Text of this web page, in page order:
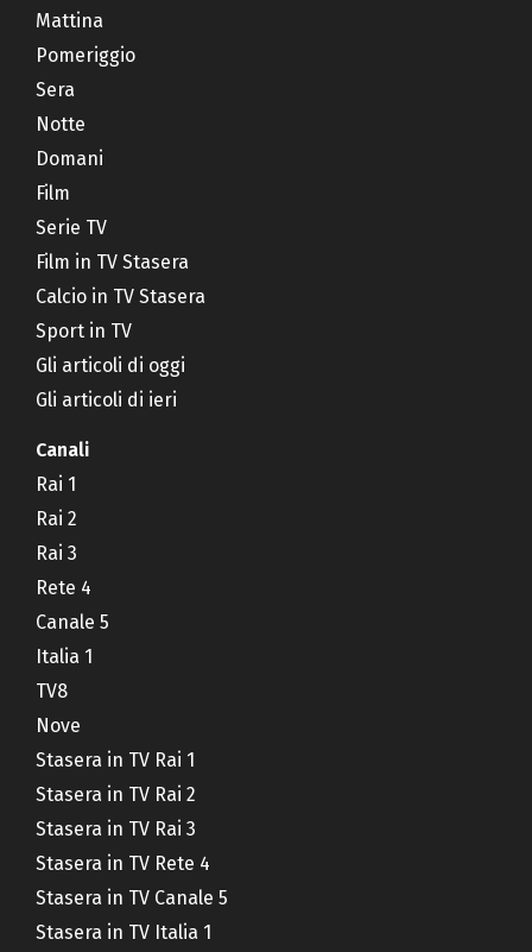
Mattina
Pomeriggio
Sera
Notte
Domani
Film
Serie TV
Film in TV Stasera
Calcio in TV Stasera
Sport in TV
Gli articoli di oggi
Gli articoli di ieri
Canali
Rai 1
Rai 2
Rai 3
Rete 4
Canale 5
Italia 1
TV8
Nove
Stasera in TV Rai 1
Stasera in TV Rai 2
Stasera in TV Rai 3
Stasera in TV Rete 4
Stasera in TV Canale 5
Stasera in TV Italia 1